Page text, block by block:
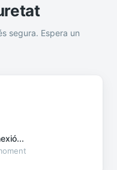
segura. Espera un